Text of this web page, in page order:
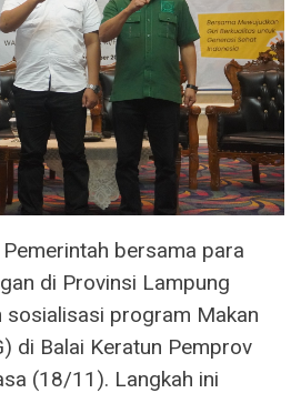
bersama para
di Provinsi Lampung
sosialisasi program Makan
di Balai Keratun Pemprov
(18/11). Langkah ini